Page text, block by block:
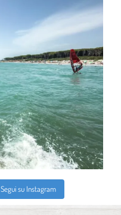
Segui su Instagram